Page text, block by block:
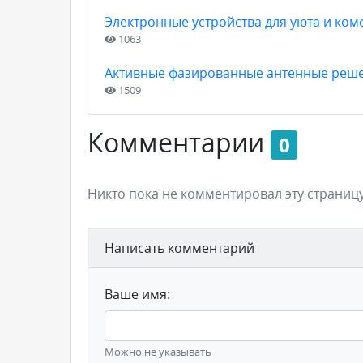
Электронные устройства для уюта и
1063
Активные фазированные антенные
1509
Комментарии 0
Никто пока не комментировал эту
Написать комментарий
Ваше имя:
Можно не указывать